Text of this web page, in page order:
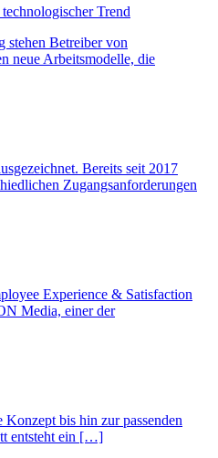
Trend
stehen Betreiber von
neue Arbeitsmodelle, die
Bereits seit 2017
Zugangsanforderungen
Experience & Satisfaction
Media, einer der
bis hin zur passenden
entsteht ein […]